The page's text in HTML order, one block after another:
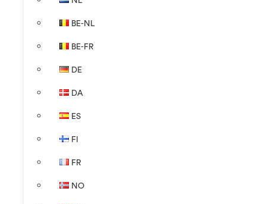
BE-NL
BE-FR
DE
DA
ES
FI
FR
NO